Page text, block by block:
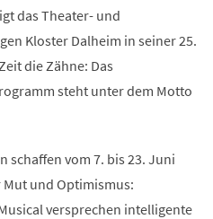
das Theater- und
Kloster Dalheim in seiner 25.
die Zähne: Das
steht unter dem Motto
schaffen vom 7. bis 23. Juni
und Optimismus:
versprechen intelligente